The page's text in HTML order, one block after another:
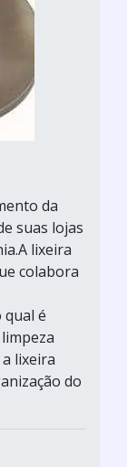
da
suas lojas
lixeira
colabora
qual é
lixeira
do